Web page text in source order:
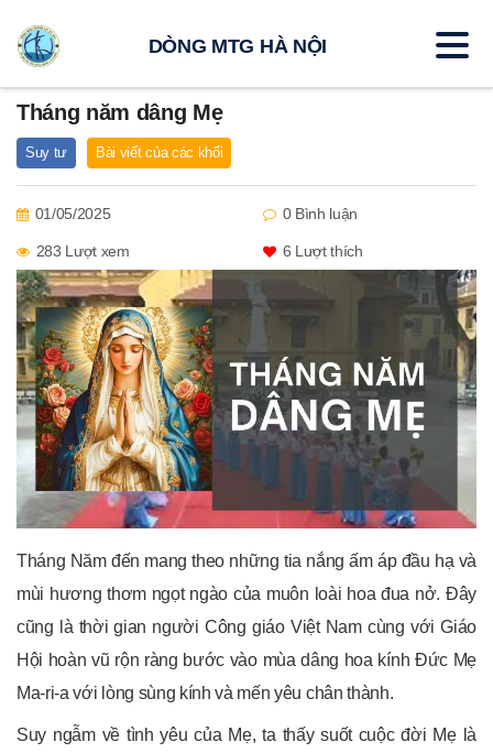
Tháng năm dâng Mẹ
Suy tư Bài viết của các khối
01/05/2025 0 Bình luận
283 Lượt xem 6 Lượt thích
Tháng Năm đến mang theo những tia nắng ấm áp đầu hạ và
mùi hương thơm ngọt ngào của muôn loài hoa đua nở. Đây
cũng là thời gian người Công giáo Việt Nam cùng với Giáo
Hội hoàn vũ rộn ràng bước vào mùa dâng hoa kính Đức Mẹ
Ma-ri-a với lòng sùng kính và mến yêu chân thành.
Suy ngẫm về tình yêu của Mẹ, ta thấy suốt cuộc đời Mẹ là
DÒNG MTG HÀ NỘI